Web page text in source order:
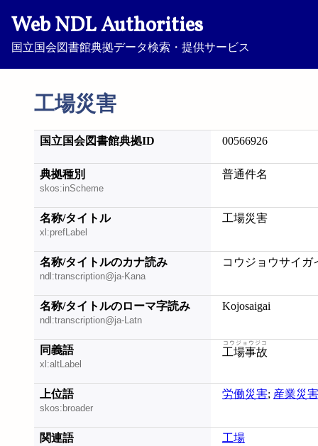
Web NDL Authorities
国立国会図書館典拠データ検索・提供サービス
工場災害
国立国会図書館典拠ID 00566926
典拠種別
skos:inScheme
普通件名
名称/タイトル
xl:prefLabel
工場災害
名称/タイトルのカナ読み
ndl:transcription@ja-Kana
コウジョウサイガ
名称/タイトルのローマ字読み
ndl:transcription@ja-Latn
Kojosaigai
同義語
xl:altLabel
工場事故
コウジョウジコ
上位語
skos:broader
労働災害; 産業災害
関連語 工場